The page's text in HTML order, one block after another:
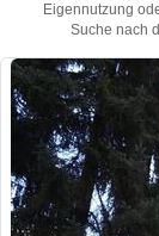
Eigennutzung
Suche nach